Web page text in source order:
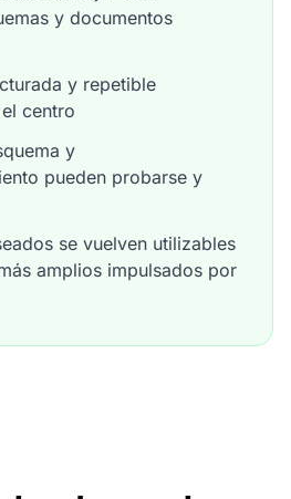
y documentos
y repetible
centro
y
pueden probarse y
se vuelven utilizables
amplios impulsados por